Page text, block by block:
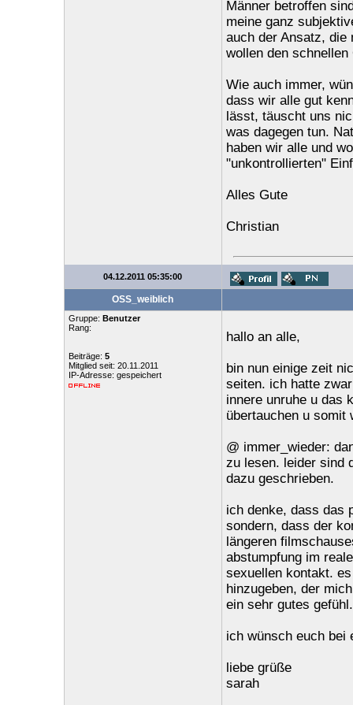
Männer betroffen
meine ganz
auch der Ansatz, die
wollen den schnellen
Wie auch immer,
dass wir alle gut
lässt, täuscht uns
was dagegen tun.
haben wir alle und
"unkontrollierten"
Alles Gute
Christian
04.12.2011 05:35:00
OSS_weiblich
Gruppe: Benutzer
Rang:
Beiträge: 5
Mitglied seit: 20.11.2011
IP-Adresse: gespeichert
hallo an alle,
bin nun einige zeit
seiten. ich hatte
innere unruhe u das
übertauchen u somit
@ immer_wieder:
zu lesen. leider sind
dazu geschrieben.
ich denke, dass das
sondern, dass der
längeren
abstumpfung im
sexuellen kontakt.
hinzugeben, der
ein sehr gutes gefühl.
ich wünsch euch bei
liebe grüße
sarah